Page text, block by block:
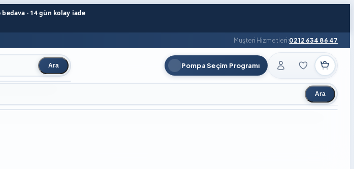
· 14 gün kolay iade
Müşteri Hizmetleri:0212 634 86 47
Ara Pompa Seçim Programı
Ara